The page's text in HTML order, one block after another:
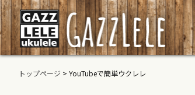
トップページ > YouTubeで簡単ウクレレ